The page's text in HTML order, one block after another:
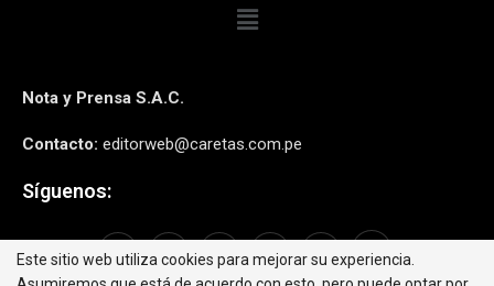
Nota y Prensa S.A.C.
Contacto: editorweb@caretas.com.pe
Síguenos:
Este sitio web utiliza cookies para mejorar su experiencia.